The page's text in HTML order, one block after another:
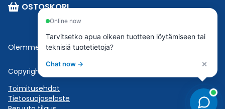
OSTOSKORI
Olemme osaEsbeconia.
Copyright © 2023 Esbecon | All Rights Reserved
Toimitusehdot
Tietosuojaseloste
Online now
Tarvitsetko apua oikean tuotteen löytämiseen tai
teknisiä tuotetietoja?
Chat now → ×